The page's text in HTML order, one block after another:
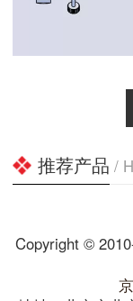
推荐产品 /
Copyright ©